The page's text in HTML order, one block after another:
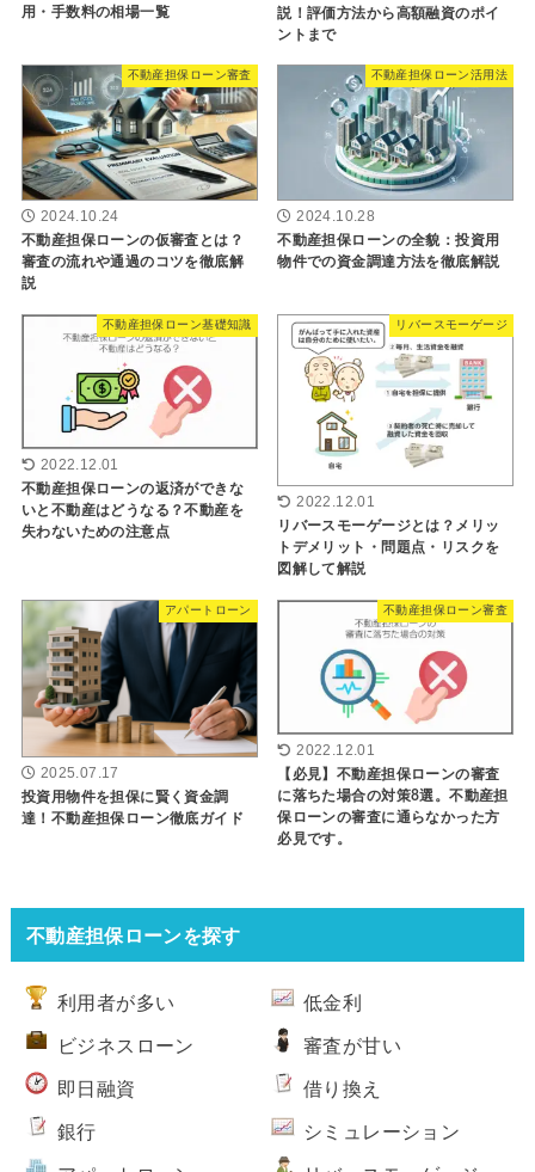
用・手数料の相場一覧
説！評価方法から高額融資のポイ
ントまで
不動産担保ローン審査
2024.10.24
不動産担保ローンの仮審査とは？
審査の流れや通過のコツを徹底解
説
不動産担保ローン活用法
2024.10.28
不動産担保ローンの全貌：投資用
物件での資金調達方法を徹底解説
不動産担保ローン基礎知識
2022.12.01
不動産担保ローンの返済ができな
いと不動産はどうなる？不動産を
失わないための注意点
リバースモーゲージ
2022.12.01
リバースモーゲージとは？メリッ
トデメリット・問題点・リスクを
図解して解説
アパートローン
2025.07.17
投資用物件を担保に賢く資金調
達！不動産担保ローン徹底ガイド
不動産担保ローン審査
2022.12.01
【必見】不動産担保ローンの審査
に落ちた場合の対策8選。不動産担
保ローンの審査に通らなかった方
必見です。
不動産担保ローンを探す
利用者が多い 低金利
ビジネスローン 審査が甘い
即日融資 借り換え
銀行 シミュレーション